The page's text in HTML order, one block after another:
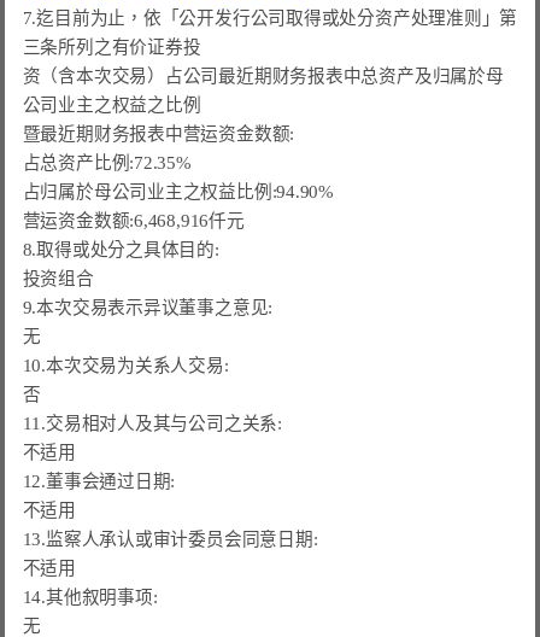
7.迄目前为止，依「公开发行公司取得或处分资产处理准则」第
三条所列之有价证券投
资（含本次交易）占公司最近期财务报表中总资产及归属於母
公司业主之权益之比例
暨最近期财务报表中营运资金数额:
占总资产比例:72.35%
占归属於母公司业主之权益比例:94.90%
营运资金数额:6,468,916仟元
8.取得或处分之具体目的:
投资组合
9.本次交易表示异议董事之意见:
无
10.本次交易为关系人交易:
否
11.交易相对人及其与公司之关系:
不适用
12.董事会通过日期:
不适用
13.监察人承认或审计委员会同意日期:
不适用
14.其他叙明事项:
无